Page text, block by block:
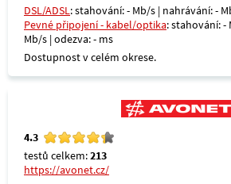
DSL/ADSL: stahování: - Mb/s | nahrávání: -
Pevné připojení - kabel/optika: stahování: -
Mb/s | odezva: - ms
Dostupnost v celém okrese.
4.3
testů celkem:213
https://avonet.cz/